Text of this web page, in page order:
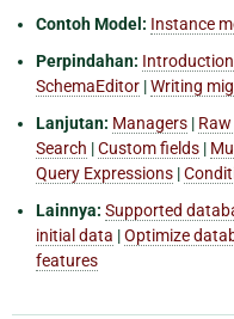
Contoh Model: Instance
Perpindahan:
SchemaEditor |Writing
Lanjutan: Managers | Raw
Search |Custom fields |
Query Expressions |
Lainnya: Supported
initial data |Optimize
features